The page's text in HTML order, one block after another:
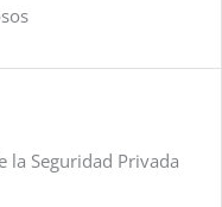
la Seguridad Privada